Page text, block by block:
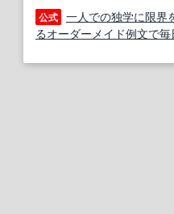
公式 一人での独学に限界
るオーダーメイド例文で